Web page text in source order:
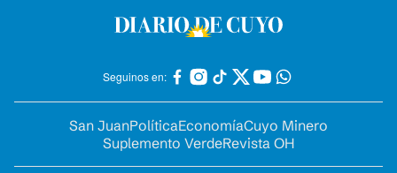
Seguinos en:
San JuanPolíticaEconomíaCuyo Minero
Suplemento VerdeRevista OH